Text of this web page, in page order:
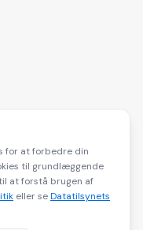
forbeholdes.
modtager kommission for
for at forbedre din
til grundlæggende
at forstå brugen af
eller seDatatilsynets